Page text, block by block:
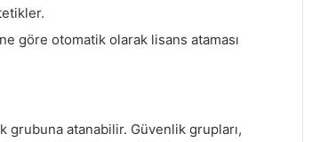
göre otomatik olarak lisans ataması
grubuna atanabilir. Güvenlik grupları,